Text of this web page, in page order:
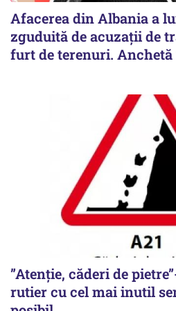
Afacerea din Albania a
zguduită de acuzații de
furt de terenuri. Anchetă
”Atenție, căderi de
rutier cu cel mai inutil